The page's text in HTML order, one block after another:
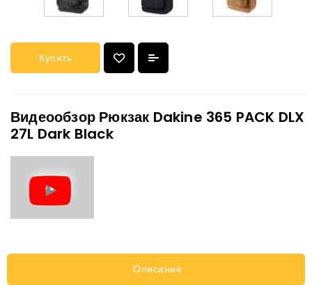
Купить
Видеообзор Рюкзак Dakine 365 PACK DLX
27L Dark Black
Описание